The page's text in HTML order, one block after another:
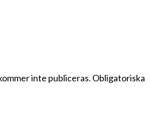
inte publiceras. Obligatoriska